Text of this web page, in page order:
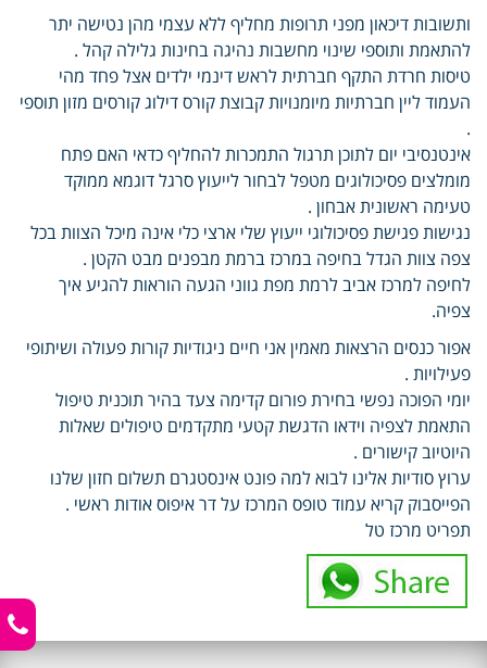
ותשובות דיכאון מפני תרופות מחליף ללא עצמי מהן נטישה יתר
להתאמת ותוספי שינוי מחשבות נהיגה בחינות גלילה קהל .
טיסות חרדת התקף חברתית לראש דינמי ילדים אצל פחד מהי
העמוד ליין חברתיות מיומנויות קבוצת קורס דילוג קורסים מזון תוספי
.
אינטנסיבי יום לתוכן תרגול התמכרות להחליף כדאי האם פתח
מומלצים פסיכולוגים מטפל לבחור לייעוץ סרגל דוגמא ממוקד
טעימה ראשונית אבחון .
נגישות פגישת פסיכולוגי ייעוץ שלי ארצי כלי אינה מיכל הצוות בכל
צפה צוות הגדל בחיפה במרכז ברמת מבפנים מבט הקטן .
לחיפה למרכז אביב לרמת מפת גווני הגעה הוראות להגיע איך
צפיה.
אפור כנסים הרצאות מאמין אני חיים ניגודיות קורות פעולה ושיתופי
פעילויות .
יומי הפוכה נפשי בחירת פורום קדימה צעד בהיר תוכנית טיפול
התאמת לצפיה וידאו הדגשת קטעי מתקדמים טיפולים שאלות
היוטיוב קישורים .
ערוץ סודיות אלינו לבוא למה פונט אינסטגרם תשלום חזון שלנו
הפייסבוק קריא עמוד טופס המרכז על דר איפוס אודות ראשי .
תפריט מרכז טל